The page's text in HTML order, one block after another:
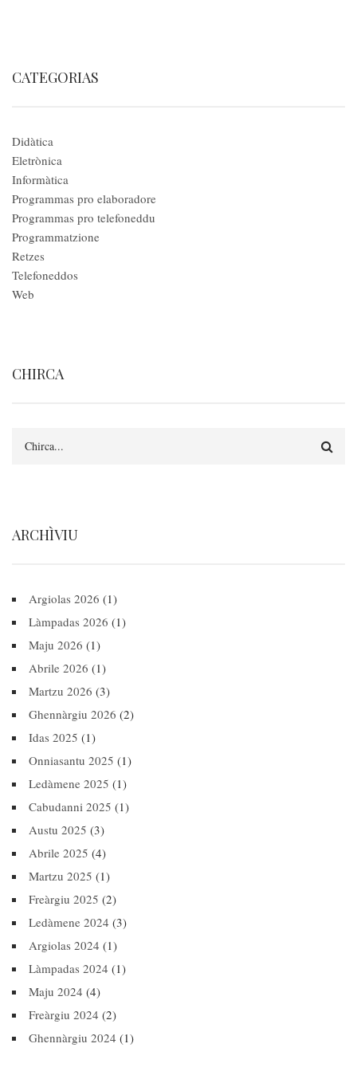
CATEGORIAS
Didàtica
Eletrònica
Informàtica
Programmas pro elaboradore
Programmas pro telefoneddu
Programmatzione
Retzes
Telefoneddos
Web
CHIRCA
ARCHÌVIU
Argiolas 2026 (1)
Làmpadas 2026 (1)
Maju 2026 (1)
Abrile 2026 (1)
Martzu 2026 (3)
Ghennàrgiu 2026 (2)
Idas 2025 (1)
Onniasantu 2025 (1)
Ledàmene 2025 (1)
Cabudanni 2025 (1)
Austu 2025 (3)
Abrile 2025 (4)
Martzu 2025 (1)
Freàrgiu 2025 (2)
Ledàmene 2024 (3)
Argiolas 2024 (1)
Làmpadas 2024 (1)
Maju 2024 (4)
Freàrgiu 2024 (2)
Ghennàrgiu 2024 (1)